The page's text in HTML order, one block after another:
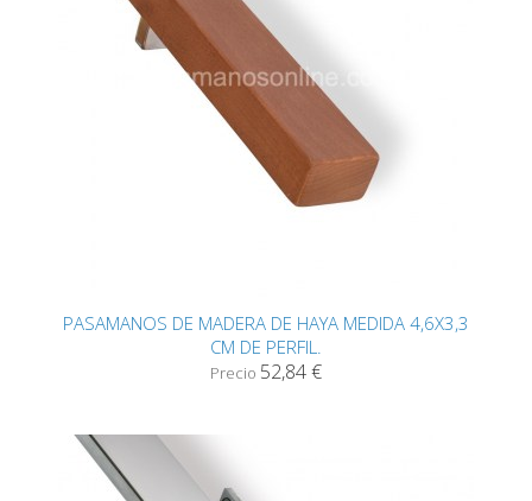
PASAMANOS DE MADERA DE HAYA MEDIDA 4,6X3,3
CM DE PERFIL.
Precio 52,84 €